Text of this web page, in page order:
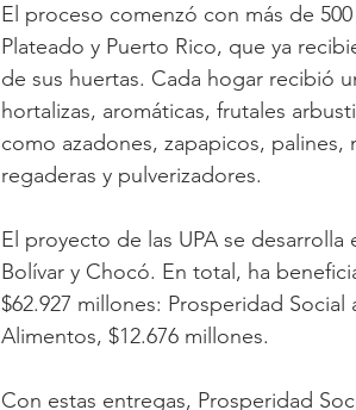
El proceso comenzó con más de
Plateado y Puerto Rico, que ya
de sus huertas. Cada hogar recibió
hortalizas, aromáticas, frutales
como azadones, zapapicos,
regaderas y pulverizadores.
El proyecto de las UPA se
Bolívar y Chocó. En total, ha
$62.927 millones: Prosperidad
Alimentos, $12.676 millones.
Con estas entregas, Prosperidad